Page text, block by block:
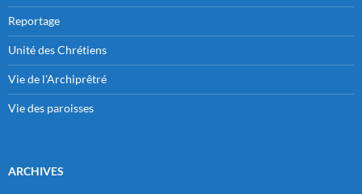
Reportage
Unité des Chrétiens
Vie de l'Archiprêtré
Vie des paroisses
ARCHIVES